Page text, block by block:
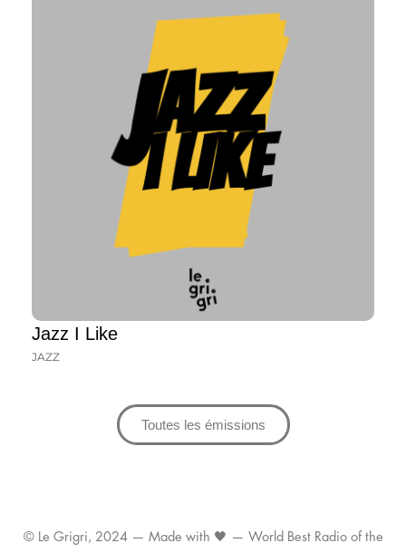
Jazz I Like
JAZZ
Toutes les émissions
© Le Grigri, 2024 — Made with 🖤 — World Best Radio of the